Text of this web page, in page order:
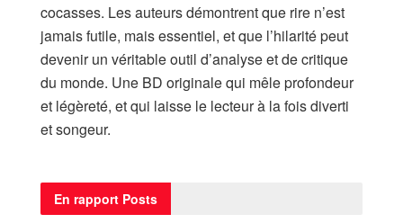
cocasses. Les auteurs démontrent que rire n’est
jamais futile, mais essentiel, et que l’hilarité peut
devenir un véritable outil d’analyse et de critique
du monde. Une BD originale qui mêle profondeur
et légèreté, et qui laisse le lecteur à la fois diverti
et songeur.
En rapport Posts